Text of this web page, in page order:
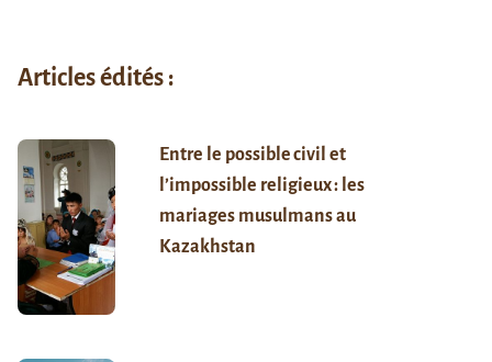
Articles édités :
Entre le possible civil et
l’impossible religieux : les
mariages musulmans au
Kazakhstan